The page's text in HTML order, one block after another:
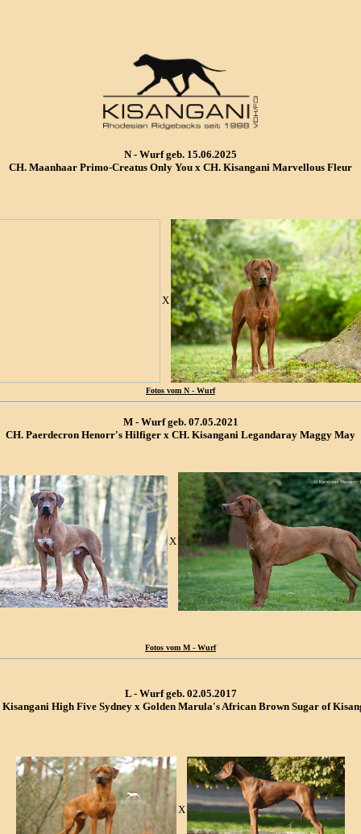
N - Wurf geb. 15.06.2025
CH. Maanhaar Primo-Creatus Only You x CH. Kisangani Marvellous Fleur
X
Fotos vom N - Wurf
M - Wurf geb. 07.05.2021
CH. Paerdecron Henorr's Hilfiger x CH. Kisangani Legandaray Maggy May
X
Fotos vom M - Wurf
L - Wurf geb. 02.05.2017
Kisangani High Five Sydney x Golden Marula's African Brown Sugar of
X